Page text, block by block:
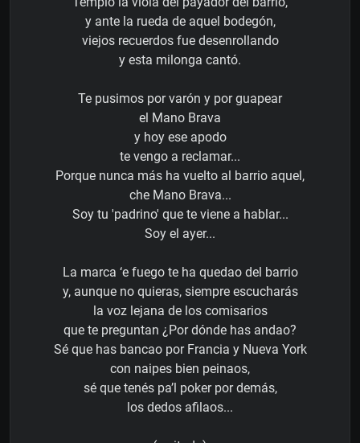
y ante la rueda de aquel bodegón,
viejos recuerdos fue desenrollando
y esta milonga cantó.
Te pusimos por varón y por guapear
el Mano Brava
y hoy ese apodo
te vengo a reclamar...
Porque nunca más ha vuelto al barrio aquel,
che Mano Brava...
Soy tu 'padrino' que te viene a hablar...
Soy el ayer...
La marca ‘e fuego te ha quedao del barrio
y, aunque no quieras, siempre escucharás
la voz lejana de los comisarios
que te preguntan ¿Por dónde has andao?
Sé que has bancao por Francia y Nueva York
con naipes bien peinaos,
sé que tenés pa’l poker por demás,
los dedos afilaos...